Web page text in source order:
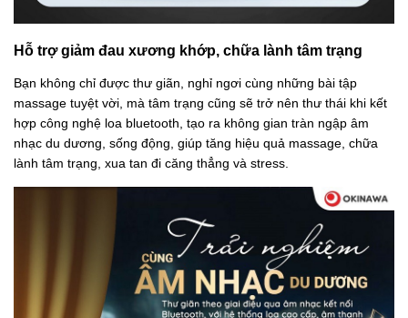
Hỗ trợ giảm đau xương khớp, chữa lành tâm trạng
Bạn không chỉ được thư giãn, nghỉ ngơi cùng những bài tập
massage tuyệt vời, mà tâm trạng cũng sẽ trở nên thư thái khi kết
hợp công nghệ loa bluetooth, tạo ra không gian tràn ngập âm
nhạc du dương, sống động, giúp tăng hiệu quả massage, chữa
lành tâm trạng, xua tan đi căng thẳng và stress.